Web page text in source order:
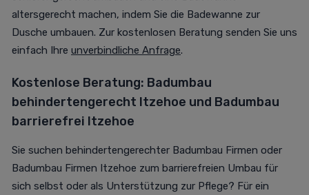
altersgerecht machen, indem Sie die Badewanne zur
Dusche umbauen. Zur kostenlosen Beratung senden Sie uns
einfach Ihre unverbindliche Anfrage.
Kostenlose Beratung: Badumbau
behindertengerecht Itzehoe und Badumbau
barrierefrei Itzehoe
Sie suchen behindertengerechter Badumbau Firmen oder
Badumbau Firmen Itzehoe zum barrierefreien Umbau für
sich selbst oder als Unterstützung zur Pflege? Für ein